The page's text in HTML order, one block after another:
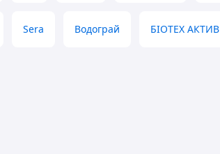
Sera Водограй БІОТЕХ АКТИВ